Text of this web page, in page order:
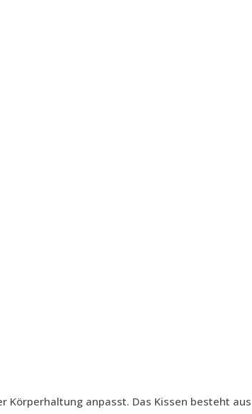
Körperhaltung anpasst. Das Kissen besteht aus